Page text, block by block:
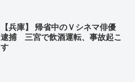
【兵庫】 帰省中のＶシネマ俳優
逮捕 三宮で飲酒運転、事故起こ
す